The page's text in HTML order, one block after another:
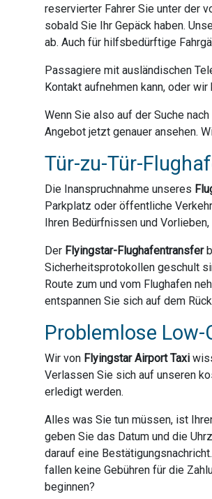
reservierter Fahrer Sie unter der
sobald Sie Ihr Gepäck haben.
ab. Auch für hilfsbedürftige
Passagiere mit ausländischen
Kontakt aufnehmen kann, oder
Wenn Sie also auf der Suche
Angebot jetzt genauer ansehen.
Tür-zu-Tür-
Die Inanspruchnahme unseres
Parkplatz oder öffentliche
Ihren Bedürfnissen und
Der Flyingstar-Flughafentransfer
Sicherheitsprotokollen geschult
Route zum und vom Flughafen
entspannen Sie sich auf dem
Problemlose
Wir von Flyingstar Airport Taxi
Verlassen Sie sich auf unseren
erledigt werden.
Alles was Sie tun müssen, ist
geben Sie das Datum und die
darauf eine
fallen keine Gebühren für die
beginnen?